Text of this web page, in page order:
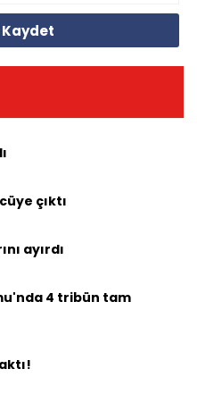
çıktı
ayırdı
4 tribün tam